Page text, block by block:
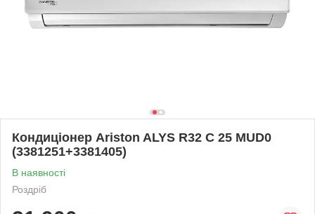
Кондиціонер Ariston ALYS R32 C 25 MUD0
(3381251+3381405)
В наявності
Роздріб